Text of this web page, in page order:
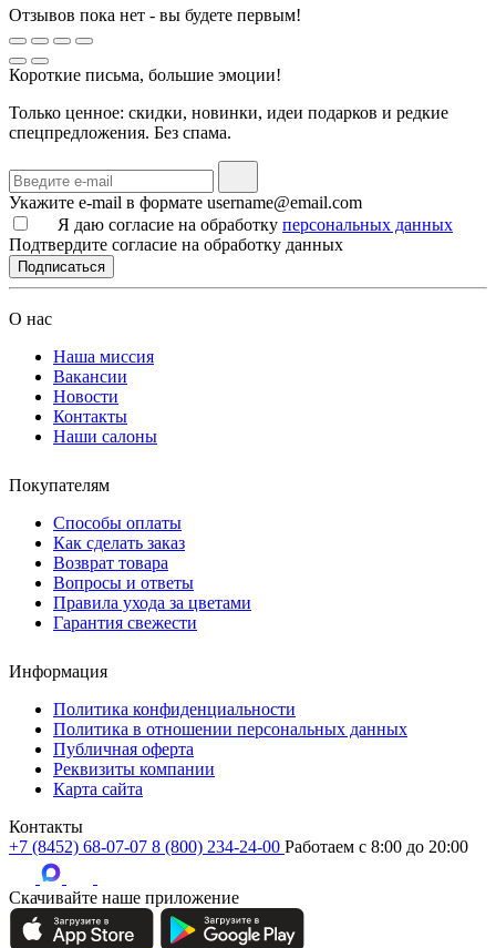
Отзывов пока нет - вы будете первым!
Короткие письма, большие эмоции!
Только ценное: скидки, новинки, идеи подарков и редкие
спецпредложения. Без спама.
Укажите e-mail в формате username@email.com
Я даю согласие на обработку персональных данных
Подтвердите согласие на обработку данных
Подписаться
О нас
Наша миссия
Вакансии
Новости
Контакты
Наши салоны
Покупателям
Способы оплаты
Как сделать заказ
Возврат товара
Вопросы и ответы
Правила ухода за цветами
Гарантия свежести
Информация
Политика конфиденциальности
Политика в отношении персональных данных
Публичная оферта
Реквизиты компании
Карта сайта
Контакты
+7 (8452) 68-07-07 8 (800) 234-24-00 Работаем c 8:00 до 20:00
Скачивайте наше приложение